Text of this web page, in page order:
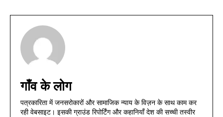
गाँव के लोग
पत्रकारिता में जनसरोकारों और सामाजिक न्याय के विज़न के साथ काम कर
रही वेबसाइट। इसकी ग्राउंड रिपोर्टिंग और कहानियाँ देश की सच्ची तस्वीर